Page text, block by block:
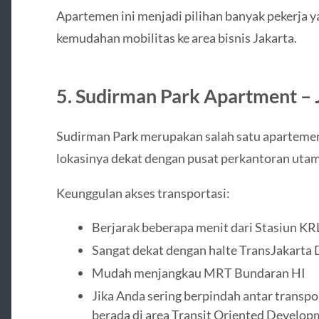
Apartemen ini menjadi pilihan banyak pekerja
kemudahan mobilitas ke area bisnis Jakarta.
5. Sudirman Park Apartment –
Sudirman Park merupakan salah satu
lokasinya dekat dengan pusat perkantoran
Keunggulan akses transportasi:
Berjarak beberapa menit dari Stasiun
Sangat dekat dengan halte TransJakarta
Mudah menjangkau MRT Bundaran HI
Jika Anda sering berpindah antar
berada di area Transit Oriented